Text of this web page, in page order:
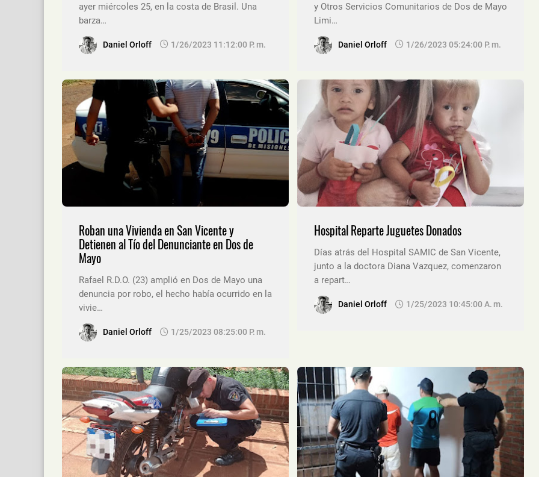
ayer miércoles 25, en la costa de Brasil. Una
barza…
Daniel Orloff 1/26/2023 11:12:00 P. M.
y Otros Servicios Comunitarios de Dos de Mayo
Limi…
Daniel Orloff 1/26/2023 05:24:00 P. M.
Roban una Vivienda en San Vicente y
Detienen al Tío del Denunciante en Dos de
Mayo
Rafael R.D.O. (23) amplió en Dos de Mayo una
denuncia por robo, el hecho había ocurrido en la
vivie…
Daniel Orloff 1/25/2023 08:25:00 P. M.
Hospital Reparte Juguetes Donados
Días atrás del Hospital SAMIC de San Vicente,
junto a la doctora Diana Vazquez, comenzaron
a repart…
Daniel Orloff 1/25/2023 10:45:00 A. M.